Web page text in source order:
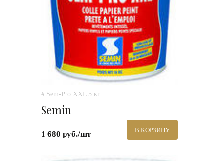
# Sem-Pro XXL 5 кг.
Semin
1 680 руб./шт В КОРЗИНУ